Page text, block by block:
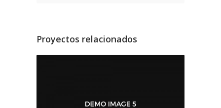
Proyectos relacionados